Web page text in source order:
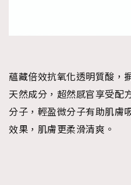
蘊藏倍效抗氧化透明質酸，
天然成分，超然感官享受配
分子，輕盈微分子有助肌膚
效果，肌膚更柔滑清爽。